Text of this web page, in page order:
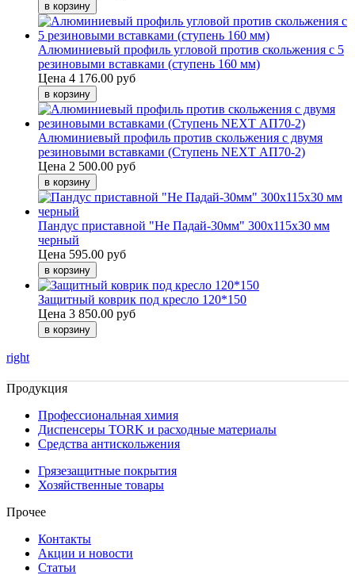
Алюминиевый профиль угловой против скольжения с 5
резиновыми вставками (ступень 160 мм)
Цена 4 176.00 руб
Алюминиевый профиль против скольжения с двумя
резиновыми вставками (Ступень NEXT АП70-2)
Цена 2 500.00 руб
Пандус приставной "Не Падай-30мм" 300х115х30 мм
черный
Цена 595.00 руб
Защитный коврик под кресло 120*150
Цена 3 850.00 руб
right
Продукция
Профессиональная химия
Диспенсеры TORK и расходные материалы
Cредства антискольжения
Грязезащитные покрытия
Хозяйственные товары
Прочее
Контакты
Акции и новости
Статьи